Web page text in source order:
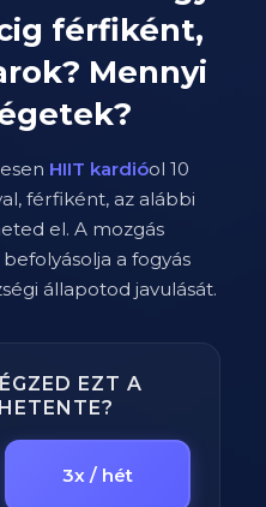
férfiként,
Mennyi
HIIT kardióol 10
férfiként, az alábbi
el. A mozgás
a fogyás
állapotod javulását.
EZT A
3x / hét